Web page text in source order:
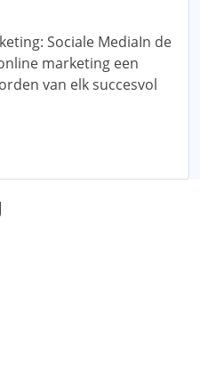
Sociale MediaIn de
marketing een
van elk succesvol